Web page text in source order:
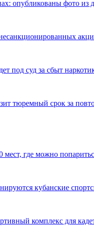
опубликованы фото из
под суд за сбыт
тюремный срок за
где можно
кубанские
комплекс для